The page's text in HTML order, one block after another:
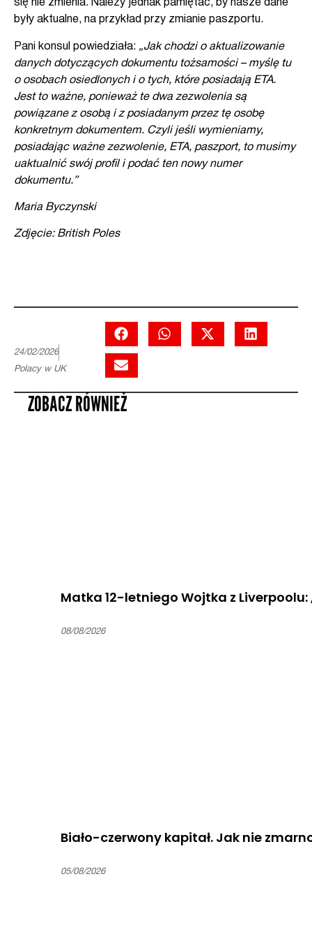
się nie zmienia. Należy jednak pamiętać, by nasze dane
były aktualne, na przykład przy zmianie paszportu.
Pani konsul powiedziała: „Jak chodzi o aktualizowanie
danych dotyczących dokumentu tożsamości – myślę tu
o osobach osiedlonych i o tych, które posiadają ETA.
Jest to ważne, ponieważ te dwa zezwolenia są
powiązane z osobą i z posiadanym przez tę osobę
konkretnym dokumentem. Czyli jeśli wymieniamy,
posiadając ważne zezwolenie, ETA, paszport, to musimy
uaktualnić swój profil i podać ten nowy numer
dokumentu.”
Maria Byczynski
Zdjęcie: British Poles
24/02/2026
Polacy w UK
ZOBACZ RÓWNIEŻ
Matka 12-letniego Wojtka z Liverpoolu:
08/08/2026
Biało-czerwony kapitał. Jak nie
05/08/2026